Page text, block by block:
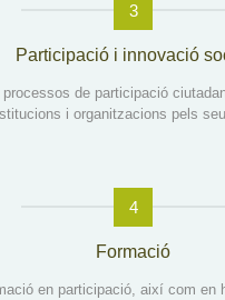
3
Participació i innovació
processos de participació
i organitzacions pels
4
Formació
en participació, així com en